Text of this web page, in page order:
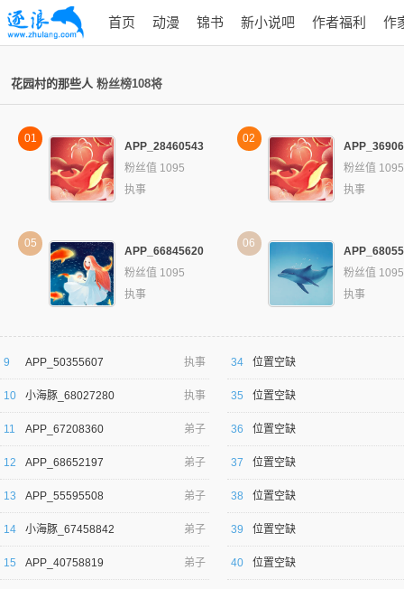
首页 动漫 锦书 新小说吧 作者福利 作
花园村的那些人 粉丝榜108将
01
APP_28460543
粉丝值 1095
执事
02
粉丝值 1095
执事
05
APP_66845620
粉丝值 1095
执事
06
粉丝值 1095
执事
9 APP_50355607 执事
10 小海豚_68027280 执事
11 APP_67208360 弟子
12 APP_68652197 弟子
13 APP_55595508 弟子
14 小海豚_67458842 弟子
15 APP_40758819 弟子
34 位置空缺
35 位置空缺
36 位置空缺
37 位置空缺
38 位置空缺
39 位置空缺
40 位置空缺